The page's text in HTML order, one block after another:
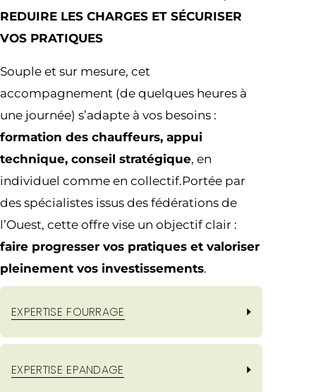
REDUIRE LES CHARGES ET SÉCURISER
VOS PRATIQUES
Souple et sur mesure, cet
accompagnement (de quelques heures à
une journée) s’adapte à vos besoins :
formation des chauffeurs, appui
technique, conseil stratégique, en
individuel comme en collectif.Portée par
des spécialistes issus des fédérations de
l’Ouest, cette offre vise un objectif clair :
faire progresser vos pratiques et valoriser
pleinement vos investissements.
EXPERTISE FOURRAGE
EXPERTISE EPANDAGE